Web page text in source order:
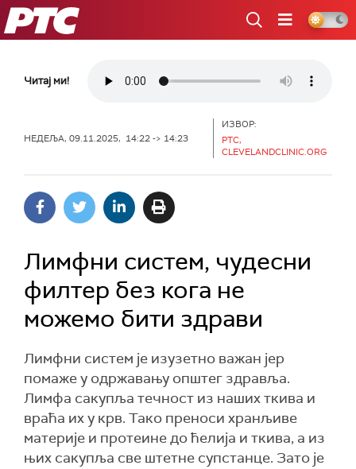
РТС
Читај ми!
НЕДЕЉА, 09.11.2025, 14:22 -> 14:23
ИЗВОР:
РТС,
CLEVELANDCLINIC.ORG
Лимфни систем, чудесни
филтер без кога не
можемо бити здрави
Лимфни систем је изузетно важан јер
помаже у одржавању општег здравља.
Лимфа сакупља течност из наших ткива и
враћа их у крв. Тако преноси хранљиве
материје и протеине до ћелија и ткива, а из
њих сакупља све штетне супстанце. Зато је